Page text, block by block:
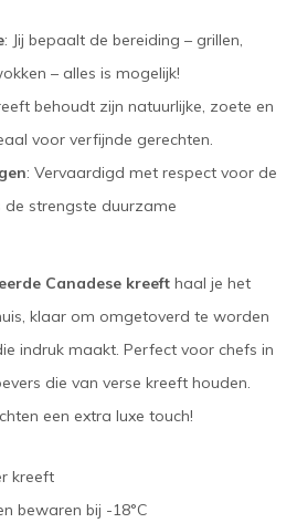
: Jij bepaalt de bereiding – grillen,
– alles is mogelijk!
behoudt zijn natuurlijke, zoete en
voor verfijnde gerechten.
: Vervaardigd met respect voor de
de strengste duurzame
Canadese kreeft haal je het
klaar om omgetoverd te worden
indruk maakt. Perfect voor chefs in
die van verse kreeft houden.
een extra luxe touch!
kreeft
bewaren bij -18°C